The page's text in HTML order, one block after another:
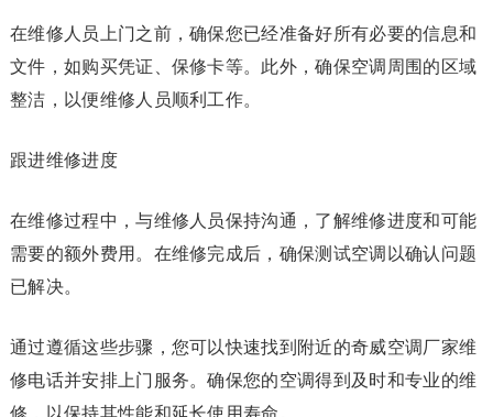
在维修人员上门之前，确保您已经准备好所有必要的信息和
文件，如购买凭证、保修卡等。此外，确保空调周围的区域
整洁，以便维修人员顺利工作。
跟进维修进度
在维修过程中，与维修人员保持沟通，了解维修进度和可能
需要的额外费用。在维修完成后，确保测试空调以确认问题
已解决。
通过遵循这些步骤，您可以快速找到附近的奇威空调厂家维
修电话并安排上门服务。确保您的空调得到及时和专业的维
修，以保持其性能和延长使用寿命。